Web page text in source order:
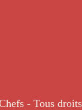
- Tous